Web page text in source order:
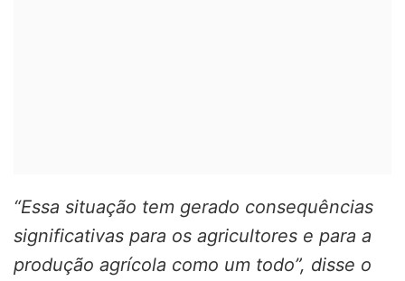
“Essa situação tem gerado consequências
significativas para os agricultores e para a
produção agrícola como um todo”, disse o